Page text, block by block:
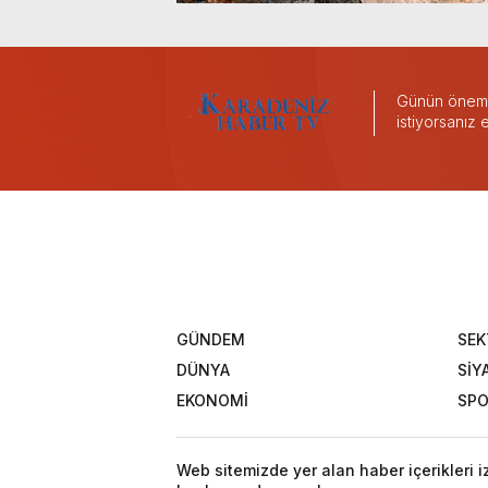
Günün
istiyorsanız
GÜNDEM
DÜNYA
EKONOMİ
Web sitemizde yer alan haber içerikleri